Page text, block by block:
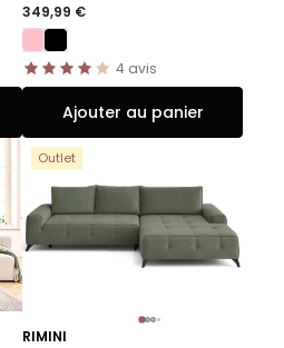
349,99 €
4 avis
Ajouter au panier
Outlet
RIMINI